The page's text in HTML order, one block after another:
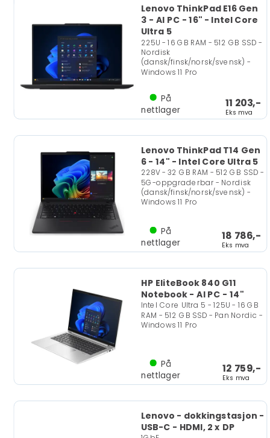
Lenovo ThinkPad E16 Gen
3 - AI PC - 16" - Intel Core
Ultra 5
225U - 16 GB RAM - 512 GB SSD -
Nordisk
(dansk/finsk/norsk/svensk) -
Windows 11 Pro
11 203,-
Eks mva
På
nettlager
Lenovo ThinkPad T14 Gen
6 - 14" - Intel Core Ultra 5
228V - 32 GB RAM - 512 GB SSD -
5G-oppgraderbar - Nordisk
(dansk/finsk/norsk/svensk) -
Windows 11 Pro
18 786,-
Eks mva
På
nettlager
HP EliteBook 840 G11
Notebook - AI PC - 14"
Intel Core Ultra 5 - 125U - 16 GB
RAM - 512 GB SSD - Pan Nordic -
Windows 11 Pro
12 759,-
Eks mva
På
nettlager
Lenovo - dokkingstasjon -
USB-C - HDMI, 2 x DP